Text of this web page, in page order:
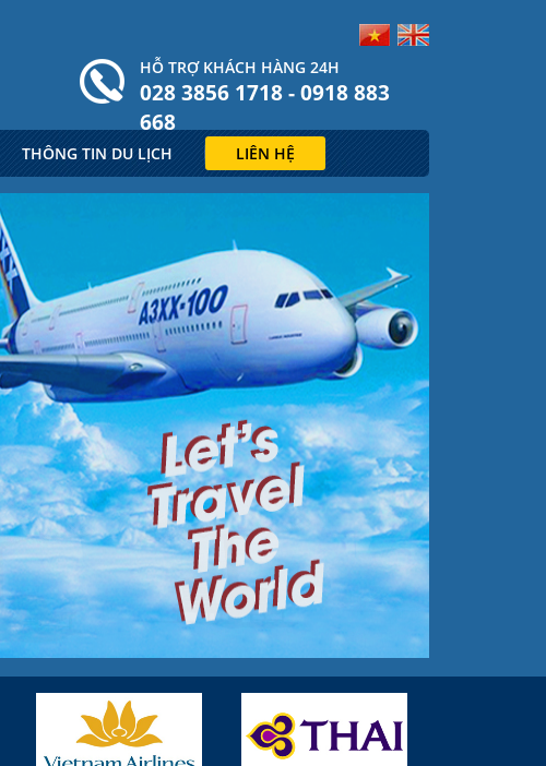
HỖ TRỢ KHÁCH HÀNG 24H
028 3856 1718 - 0918 883
668
THÔNG TIN DU LỊCH LIÊN HỆ